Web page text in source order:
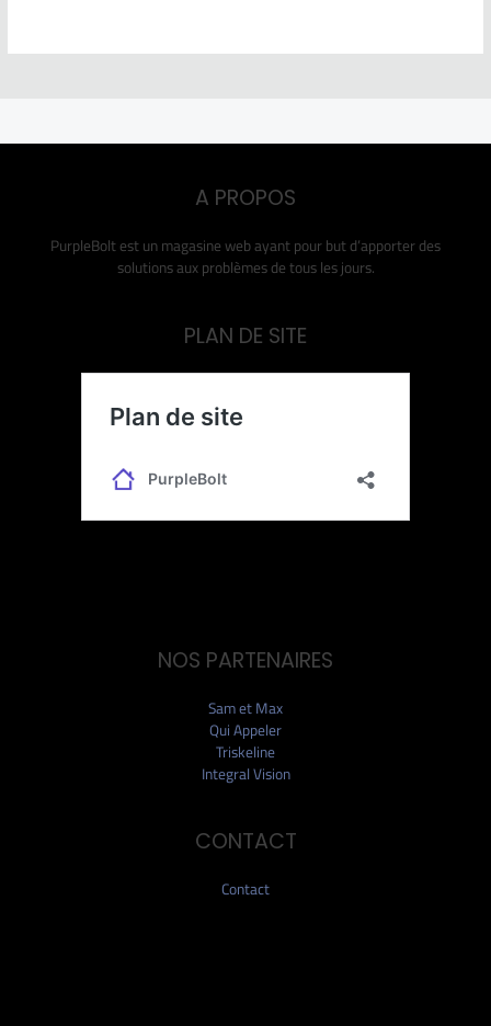
A PROPOS
PurpleBolt est un magasine web ayant pour but d’apporter des
solutions aux problèmes de tous les jours.
PLAN DE SITE
NOS PARTENAIRES
Sam et Max
Qui Appeler
Triskeline
Integral Vision
CONTACT
Contact